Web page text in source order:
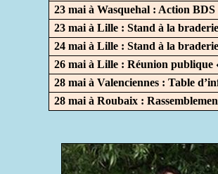
23 mai à Wasquehal : Action
23 mai à Lille : Stand à la
24 mai à Lille : Stand à la
26 mai à Lille : Réunion publique
28 mai à Valenciennes : Table
28 mai à Roubaix :